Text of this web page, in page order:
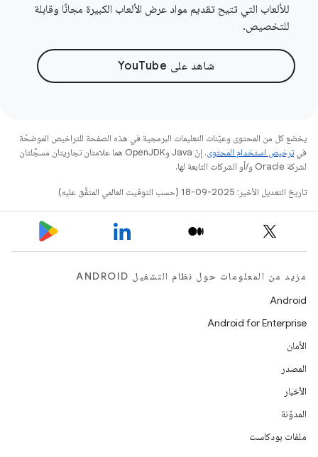
للألعاب التي تتيح تقديم مواد عرض الألعاب الكبيرة مجانًا وقابلة
للتخصيص.
شاهد على YouTube
يخضع كل من المحتوى وعيّنات التعليمات البرمجية في هذه الصفحة للتراخيص الموضحّة
فيترخيص استخدام المحتوى
. إنّ Java وOpenJDK هما علامتان تجاريتان مسجَّلتان
لشركة Oracle و/أو الشركات التابعة لها.
تاريخ التعديل الأخير: 2025-09-18 (حسب التوقيت العالمي المتفَّق عليه)
مزيد من المعلومات حول نظام التشغيل ANDROID
Android
Android for Enterprise
الأمان
المصدر
الأخبار
المدوّنة
ملفات بودكاست